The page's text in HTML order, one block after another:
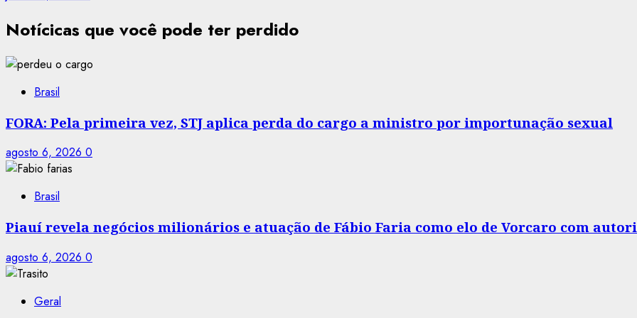
Notícicas que você pode ter perdido
Brasil
FORA: Pela primeira vez, STJ aplica perda do cargo a ministro por importunação sexual
agosto 6, 2026 0
Brasil
Piauí revela negócios milionários e atuação de Fábio Faria como elo de Vorcaro com
agosto 6, 2026 0
Geral